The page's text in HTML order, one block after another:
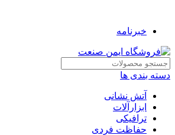
خبرنامه
دسته بندی ها
آتش نشانی
ابزارآلات
ترافیکی
حفاظت فردی